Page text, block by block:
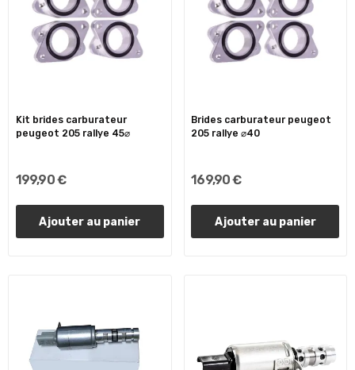
Kit brides carburateur
peugeot 205 rallye 45⌀
199,90 €
Ajouter au panier
Brides carburateur peugeot
205 rallye ⌀40
169,90 €
Ajouter au panier